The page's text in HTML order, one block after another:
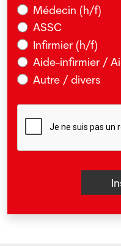
Médecin (h/f)
ASSC
Infirmier (h/f)
Aide-infirmier /
Autre / divers